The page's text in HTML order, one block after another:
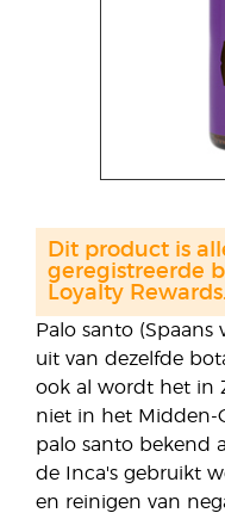
Palo santo (Spaans
uit van dezelfde
ook al wordt het in
niet in het Midden-
palo santo bekend
de Inca's gebruikt
en reinigen van
Dit product is
geregistreerde
Loyalty Rewards.